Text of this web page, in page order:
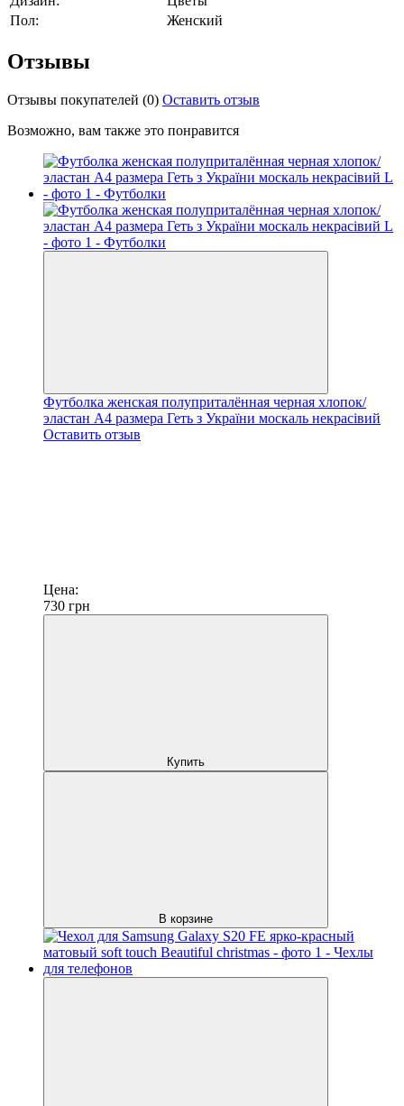
Пол:
Женский
Отзывы
Отзывы покупателей (0) Оставить отзыв
Возможно, вам также это понравится
Футболка женская полуприталённая черная хлопок/
эластан А4 размера Геть з України москаль некрасівий
Оставить отзыв
Цена:
730 грн
Купить
В корзине